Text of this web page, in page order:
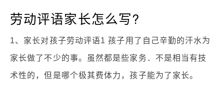
劳动评语家长怎么写?
1、家长对孩子劳动评语1 孩子用了自己辛勤的汗水为
家长做了不少的事。虽然都是些家务．不是相当有技
术性的，但是哪个极其费体力，孩子能为了家长。